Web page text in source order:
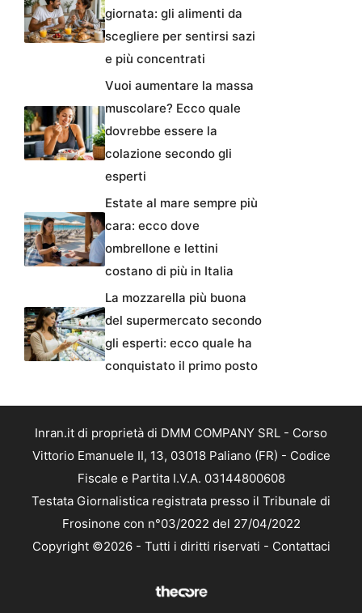
giornata: gli alimenti da
scegliere per sentirsi sazi
e più concentrati
Vuoi aumentare la massa
muscolare? Ecco quale
dovrebbe essere la
colazione secondo gli
esperti
Estate al mare sempre più
cara: ecco dove
ombrellone e lettini
costano di più in Italia
La mozzarella più buona
del supermercato secondo
gli esperti: ecco quale ha
conquistato il primo posto
Inran.it di proprietà di DMM COMPANY SRL - Corso
Vittorio Emanuele II, 13, 03018 Paliano (FR) - Codice
Fiscale e Partita I.V.A. 03144800608
Testata Giornalistica registrata presso il Tribunale di
Frosinone con n°03/2022 del 27/04/2022
Copyright ©2026 - Tutti i diritti riservati - Contattaci